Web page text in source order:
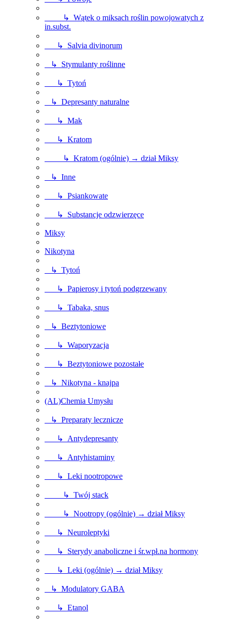
↳ Wątek o miksach roślin powojowatych z
in.subst.
↳ Salvia divinorum
↳ Stymulanty roślinne
↳ Tytoń
↳ Depresanty naturalne
↳ Mak
↳ Kratom
↳ Kratom (ogólnie) → dział Miksy
↳ Inne
↳ Psiankowate
↳ Substancje odzwierzęce
Miksy
Nikotyna
↳ Tytoń
↳ Papierosy i tytoń podgrzewany
↳ Tabaka, snus
↳ Beztytoniowe
↳ Waporyzacja
↳ Beztytoniowe pozostałe
↳ Nikotyna - knajpa
(AL)Chemia Umysłu
↳ Preparaty lecznicze
↳ Antydepresanty
↳ Antyhistaminy
↳ Leki nootropowe
↳ Twój stack
↳ Nootropy (ogólnie) → dział Miksy
↳ Neuroleptyki
↳ Sterydy anaboliczne i śr.wpł.na hormony
↳ Leki (ogólnie) → dział Miksy
↳ Modulatory GABA
↳ Etanol